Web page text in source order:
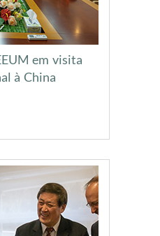
em visita
à China